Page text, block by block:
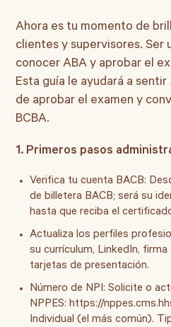
Ahora es tu momento de
clientes y supervisores. Ser
conocer ABA y aprobar el
Esta guía le ayudará a sentir
de aprobar el examen y
BCBA.
1. Primeros pasos
Verifica tu cuenta BACB:
de billetera BACB; será su
hasta que reciba el
Actualiza los perfiles
su currículum, LinkedIn,
tarjetas de presentación.
Número de NPI: Solicite o
NPPES: https://
Individual (el más común).